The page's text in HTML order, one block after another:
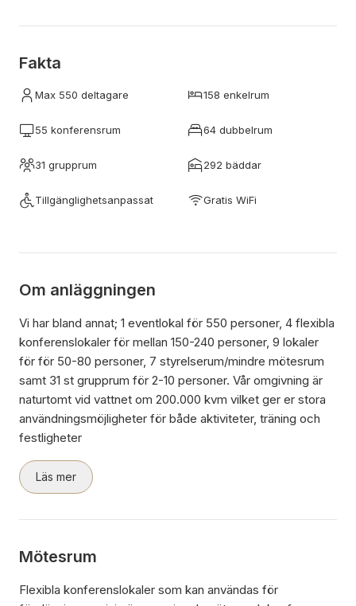
Fakta
Max 550 deltagare 158 enkelrum
55 konferensrum 64 dubbelrum
31 grupprum 292 bäddar
Tillgänglighetsanpassat Gratis WiFi
Om anläggningen
Vi har bland annat; 1 eventlokal för 550 personer, 4 flexibla
konferenslokaler för mellan 150-240 personer, 9 lokaler
för för 50-80 personer, 7 styrelserum/mindre mötesrum
samt 31 st grupprum för 2-10 personer. Vår omgivning är
naturtomt vid vattnet om 200.000 kvm vilket ger er stora
användningsmöjligheter för både aktiviteter, träning och
festligheter
Läs mer
Mötesrum
Flexibla konferenslokaler som kan användas för